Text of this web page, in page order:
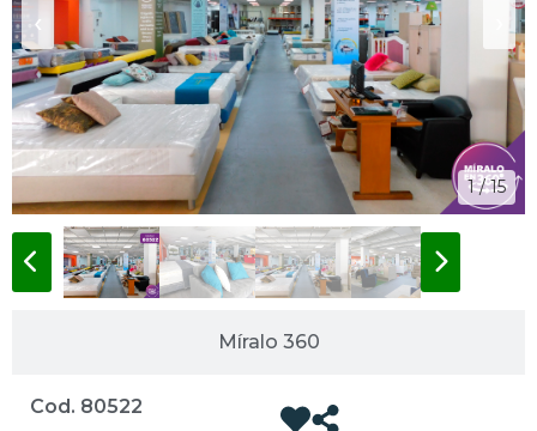
Míralo 360
1 / 15
‹
Cod. 80522